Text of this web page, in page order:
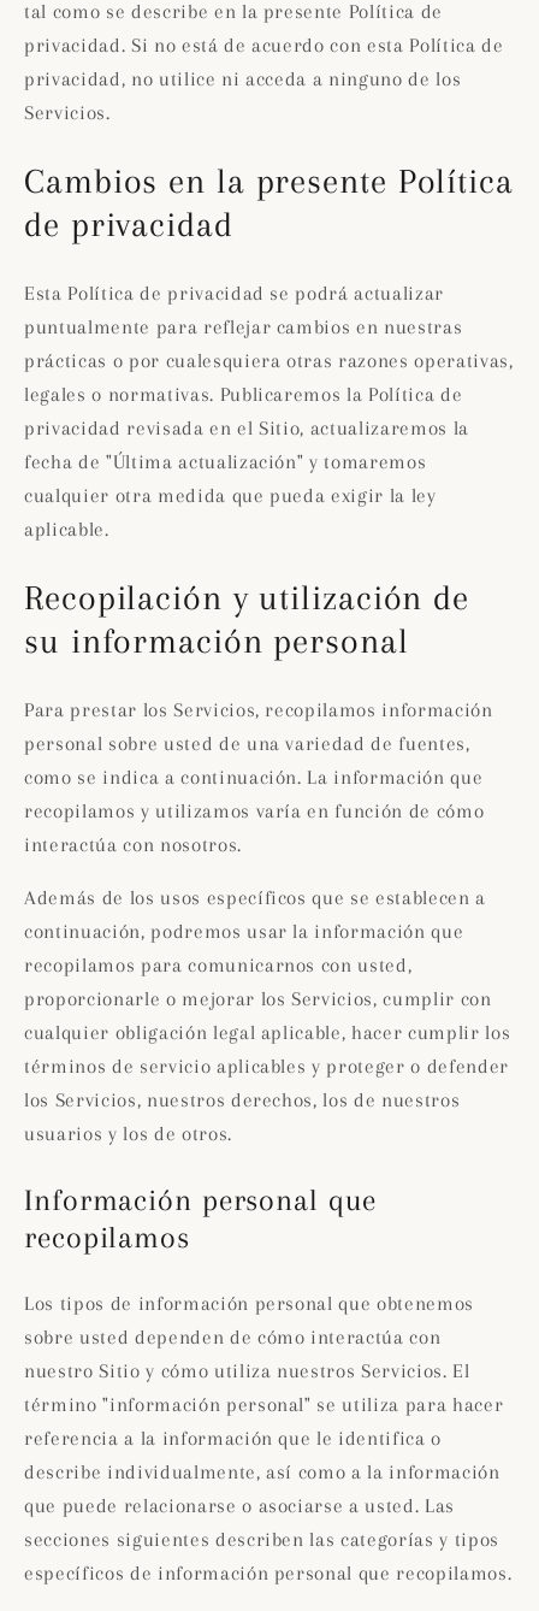
tal como se describe en la presente Política de
privacidad. Si no está de acuerdo con esta Política de
privacidad, no utilice ni acceda a ninguno de los
Servicios.
Cambios en la presente Política
de privacidad
Esta Política de privacidad se podrá actualizar
puntualmente para reflejar cambios en nuestras
prácticas o por cualesquiera otras razones operativas,
legales o normativas. Publicaremos la Política de
privacidad revisada en el Sitio, actualizaremos la
fecha de "Última actualización" y tomaremos
cualquier otra medida que pueda exigir la ley
aplicable.
Recopilación y utilización de
su información personal
Para prestar los Servicios, recopilamos información
personal sobre usted de una variedad de fuentes,
como se indica a continuación. La información que
recopilamos y utilizamos varía en función de cómo
interactúa con nosotros.
Además de los usos específicos que se establecen a
continuación, podremos usar la información que
recopilamos para comunicarnos con usted,
proporcionarle o mejorar los Servicios, cumplir con
cualquier obligación legal aplicable, hacer cumplir los
términos de servicio aplicables y proteger o defender
los Servicios, nuestros derechos, los de nuestros
usuarios y los de otros.
Información personal que
recopilamos
Los tipos de información personal que obtenemos
sobre usted dependen de cómo interactúa con
nuestro Sitio y cómo utiliza nuestros Servicios. El
término "información personal" se utiliza para hacer
referencia a la información que le identifica o
describe individualmente, así como a la información
que puede relacionarse o asociarse a usted. Las
secciones siguientes describen las categorías y tipos
específicos de información personal que recopilamos.